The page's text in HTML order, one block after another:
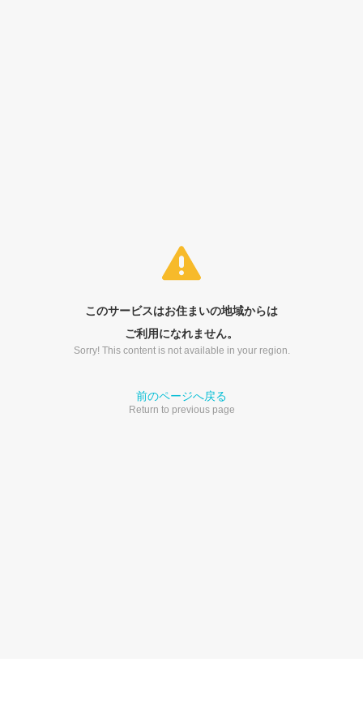
このサービスはお住まいの地域からは
ご利用になれません。
Sorry! This content is not available in your region.
前のページへ戻る
Return to previous page